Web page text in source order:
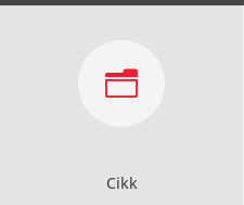
n
Cikk